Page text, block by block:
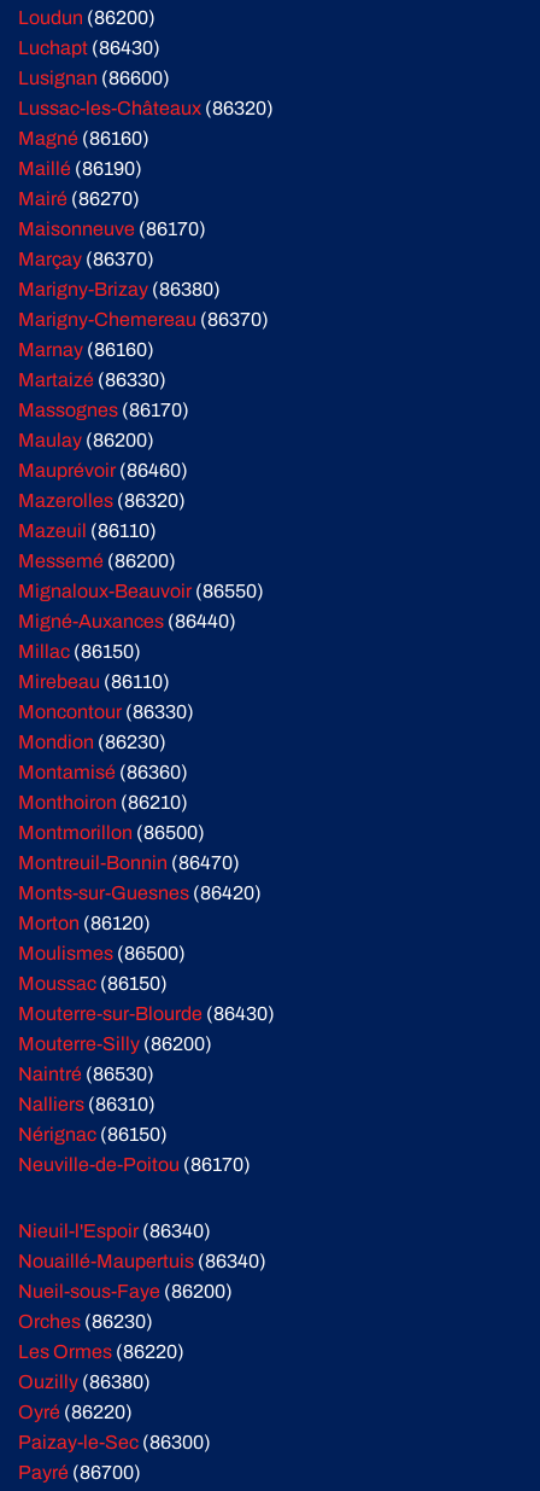
Loudun (86200)
Luchapt (86430)
Lusignan (86600)
Lussac-les-Châteaux (86320)
Magné (86160)
Maillé (86190)
Mairé (86270)
Maisonneuve (86170)
Marçay (86370)
Marigny-Brizay (86380)
Marigny-Chemereau (86370)
Marnay (86160)
Martaizé (86330)
Massognes (86170)
Maulay (86200)
Mauprévoir(86460)
Mazerolles (86320)
Mazeuil (86110)
Messemé (86200)
Mignaloux-Beauvoir(86550)
Migné-Auxances (86440)
Millac (86150)
Mirebeau (86110)
Moncontour(86330)
Mondion (86230)
Montamisé (86360)
Monthoiron (86210)
Montmorillon (86500)
Montreuil-Bonnin (86470)
Monts-sur-Guesnes (86420)
Morton (86120)
Moulismes (86500)
Moussac (86150)
Mouterre-sur-Blourde (86430)
Mouterre-Silly (86200)
Naintré (86530)
Nalliers (86310)
Nérignac (86150)
Neuville-de-Poitou (86170)
Nieuil-l'Espoir(86340)
Nouaillé-Maupertuis (86340)
Nueil-sous-Faye (86200)
Orches (86230)
Les Ormes (86220)
Ouzilly (86380)
Oyré (86220)
Paizay-le-Sec (86300)
Payré (86700)